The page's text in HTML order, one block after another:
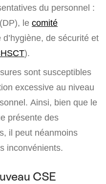
du personnel :
le comité
de sécurité et
).
sont susceptibles
excessive au niveau
Ainsi, bien que le
présente des
il peut néanmoins
inconvénients.
CSE